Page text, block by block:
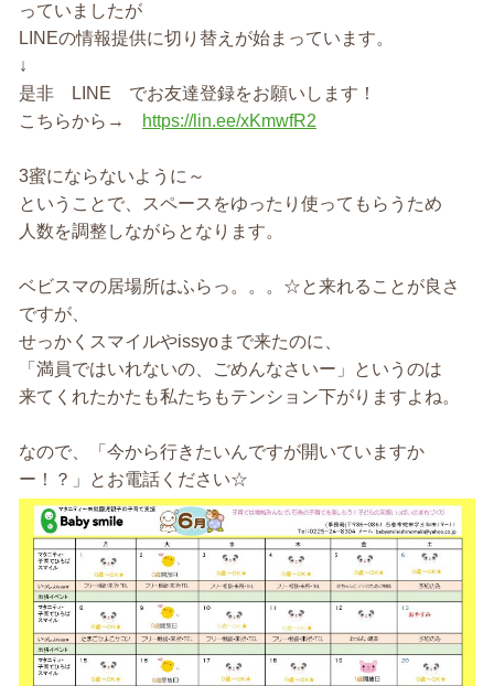
っていましたが
LINEの情報提供に切り替えが始まっています。
↓
是非 LINE でお友達登録をお願いします！
こちらから→
https://lin.ee/xKmwfR2
3蜜にならないように～
ということで、スペースをゆったり使ってもらうため
人数を調整しながらとなります。
ベビスマの居場所はふらっ。。。☆と来れることが良さ
ですが、
せっかくスマイルやissyoまで来たのに、
「満員ではいれないの、ごめんなさいー」というのは
来てくれたかたも私たちもテンション下がりますよね。
なので、「今から行きたいんですが開いていますか
ー！？」とお電話ください☆